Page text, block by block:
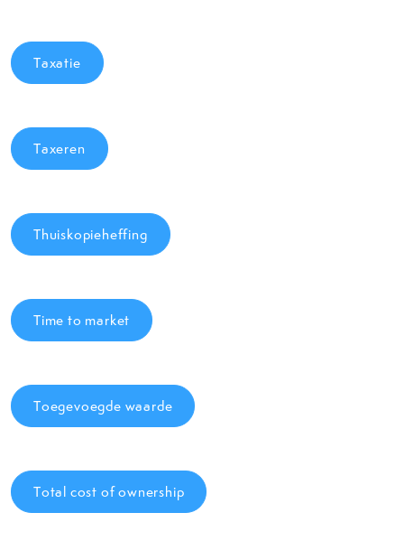
Taxatie
Taxeren
Thuiskopieheffing
Time to market
Toegevoegde waarde
Total cost of ownership